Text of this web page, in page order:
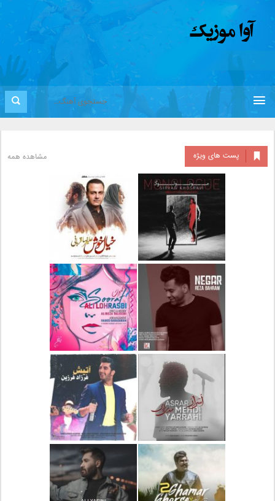
پست های ویژه مشاهده همه
دانلود آلبوم جدید سیروان
خسروی بنام مونولوگ
دانلود آهنگ جدید علیرضا
قربانی بنام خیال خوش
دانلود آهنگ جدید رضا
بهرام بنام نگار
دانلود آهنگ جدید علی
لهراسبی بنام صورت
دانلود آهنگ جدید مهدی
یراحی بنام اسرار
دانلود آهنگ جدید فرزاد
فرزین بنام آتیش